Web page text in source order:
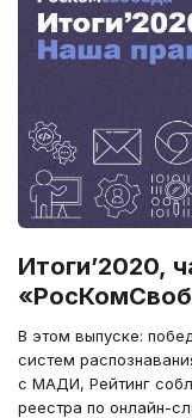
Итоги’2020,
В этом выпуске:
систем
с МАДИ, Рейтинг
реестра по онлайн-